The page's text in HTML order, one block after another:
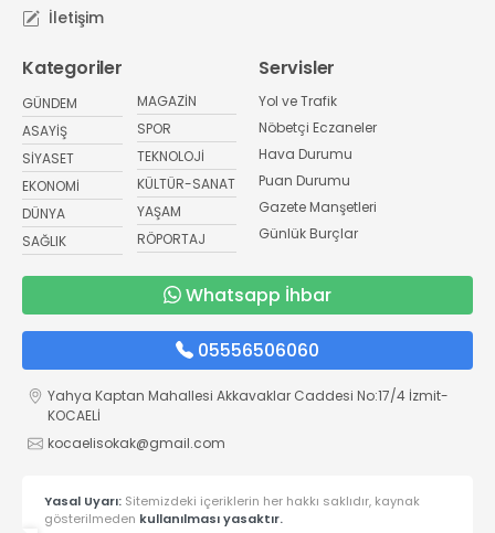
İletişim
Kategoriler
GÜNDEM
ASAYİŞ
SİYASET
EKONOMİ
DÜNYA
SAĞLIK
MAGAZİN
SPOR
TEKNOLOJİ
KÜLTÜR-SANAT
YAŞAM
RÖPORTAJ
Servisler
Yol ve Trafik
Nöbetçi Eczaneler
Hava Durumu
Puan Durumu
Gazete Manşetleri
Günlük Burçlar
Whatsapp İhbar
05556506060
Yahya Kaptan Mahallesi Akkavaklar Caddesi No:17/4 İzmit-
KOCAELİ
kocaelisokak@gmail.com
Yasal Uyarı: Sitemizdeki içeriklerin her hakkı saklıdır, kaynak
gösterilmeden kullanılması yasaktır.